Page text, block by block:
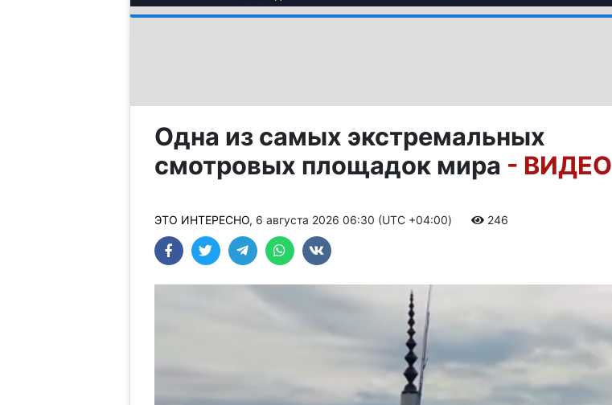
Одна из самых экстремальных
смотровых площадок мира - ВИДЕО
ЭТО ИНТЕРЕСНО, 6 августа 2026 06:30 (UTC +04:00) 246